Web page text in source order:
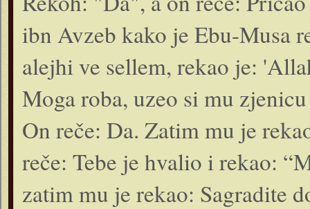
ibn Avzeb kako je Ebu-Musa
alejhi ve sellem, rekao je:
Moga roba, uzeo si mu
On reče: Da. Zatim mu je
reče: Tebe je hvalio i rekao:
zatim mu je rekao: Sag­radite